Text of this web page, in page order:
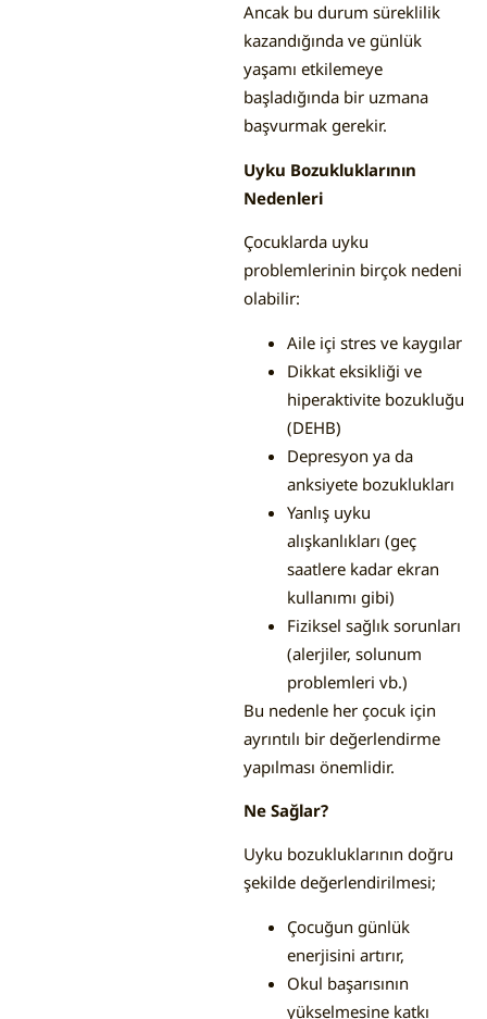
Ancak bu durum süreklilik
kazandığında ve günlük
yaşamı etkilemeye
başladığında bir uzmana
başvurmak gerekir.
Uyku Bozukluklarının
Nedenleri
Çocuklarda uyku
problemlerinin birçok nedeni
olabilir:
Aile içi stres ve kaygılar
Dikkat eksikliği ve
hiperaktivite bozukluğu
(DEHB)
Depresyon ya da
anksiyete bozuklukları
Yanlış uyku
alışkanlıkları (geç
saatlere kadar ekran
kullanımı gibi)
Fiziksel sağlık sorunları
(alerjiler, solunum
problemleri vb.)
Bu nedenle her çocuk için
ayrıntılı bir değerlendirme
yapılması önemlidir.
Ne Sağlar?
Uyku bozukluklarının doğru
şekilde değerlendirilmesi;
Çocuğun günlük
enerjisini artırır,
Okul başarısının
yükselmesine katkı